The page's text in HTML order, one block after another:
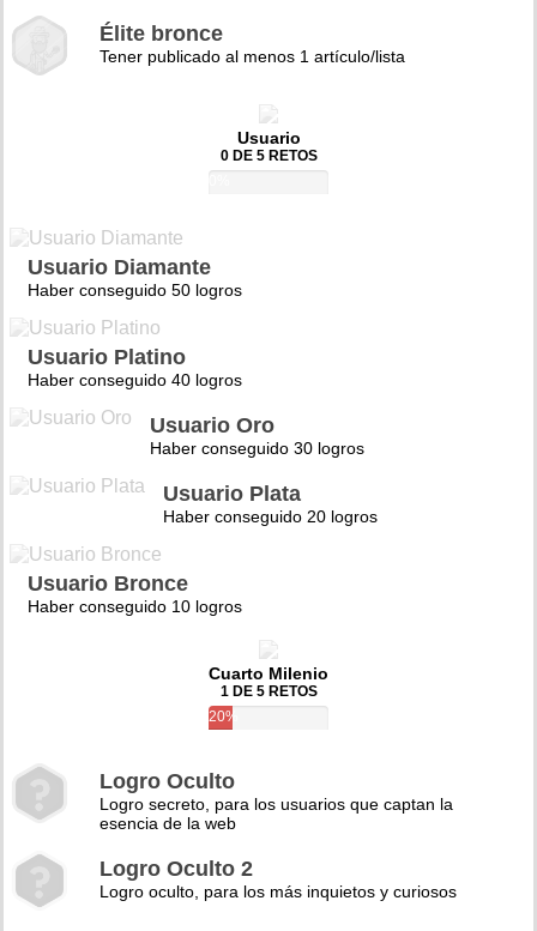
Élite bronce
Tener publicado al menos 1 artículo/lista
Usuario
0 DE 5 RETOS
Usuario Diamante
Haber conseguido 50 logros
Usuario Platino
Haber conseguido 40 logros
Usuario Oro
Haber conseguido 30 logros
Usuario Plata
Haber conseguido 20 logros
Usuario Bronce
Haber conseguido 10 logros
Cuarto Milenio
1 DE 5 RETOS
20%
Logro Oculto
Logro secreto, para los usuarios que captan la
esencia de la web
Logro Oculto 2
Logro oculto, para los más inquietos y curiosos